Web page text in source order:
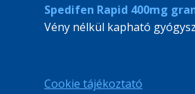
Spedifen Rapid 400mg
Vény nélkül kapható
Cookie tájékoztató